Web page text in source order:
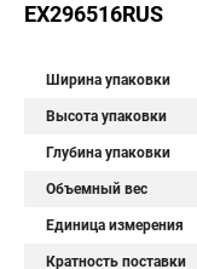
EX296516RUS
Ширина упаковки
Высота упаковки
Глубина упаковки
Объемный вес
Единица измерения
Кратность поставки